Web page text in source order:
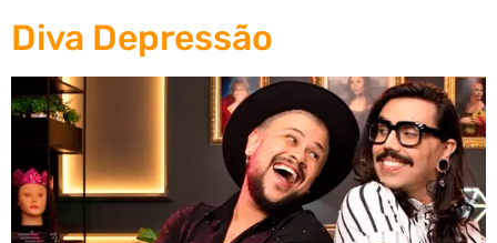
Diva Depressão